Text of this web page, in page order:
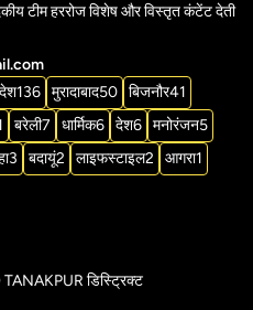
टीम हररोज विशेष और विस्तृत कंटेंट देती
136 मुरादाबाद50 बिजनौर41
बरेली7 धार्मिक6 देश6 मनोरंजन5
3 बदायूं2 लाइफस्टाइल2 आगरा1
डिस्ट्रिक्ट